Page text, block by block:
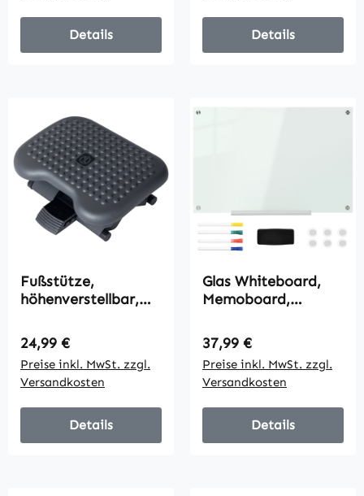
Details Details
Fußstütze,
höhenverstellbar,
Neigungswinkel 46
cm x 35 cm x 11-17
cm, Grau
Regulärer Preis:
24,99 €
Preise inkl. MwSt. zzgl.
Versandkosten
Details
Glas Whiteboard,
Memoboard,
Stifte, 6 Magnete, 1
Schwamm,1 Ablage,
Weiß
Regulärer Preis:
37,99 €
Preise inkl. MwSt. zzgl.
Versandkosten
Details